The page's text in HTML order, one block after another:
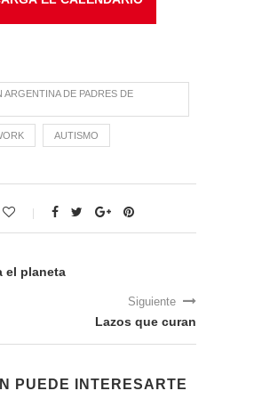
ARGENTINA DE PADRES DE
AUTISMO
el planeta
Siguiente
Lazos que curan
PUEDE INTERESARTE